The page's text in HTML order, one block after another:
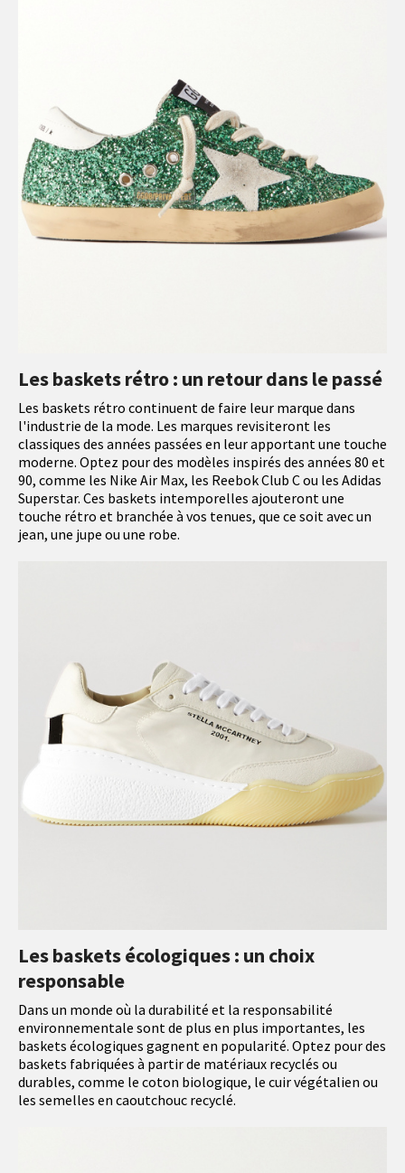
Les baskets rétro : un retour dans le passé
Les baskets rétro continuent de faire leur marque dans
l'industrie de la mode. Les marques revisiteront les
classiques des années passées en leur apportant une touche
moderne. Optez pour des modèles inspirés des années 80 et
90, comme les Nike Air Max, les Reebok Club C ou les Adidas
Superstar. Ces baskets intemporelles ajouteront une
touche rétro et branchée à vos tenues, que ce soit avec un
jean, une jupe ou une robe.
Les baskets écologiques : un choix
responsable
Dans un monde où la durabilité et la responsabilité
environnementale sont de plus en plus importantes, les
baskets écologiques gagnent en popularité. Optez pour des
baskets fabriquées à partir de matériaux recyclés ou
durables, comme le coton biologique, le cuir végétalien ou
les semelles en caoutchouc recyclé.